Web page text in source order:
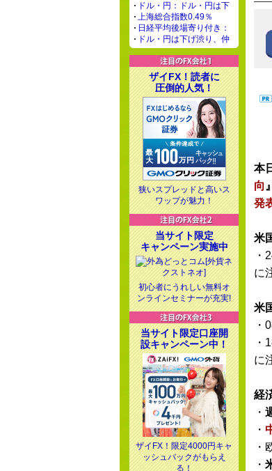
本
向
発
米
・
に
米
・
・
に
経
・
・
・
・
ドル・円：ドル・円は下
上海総合指数0.49％
日経平均後場寄り付き：
ドル・円は下げ渋り、仲
ザイFX！読者に
圧倒的人気！
狭いスプレッドと高いス
ワップが魅力！
当サイト限定
キャンペーン実施中
初心者にうれしい無料オ
ンラインセミナーが充実!
当サイト限定口座開
設キャンペーン中！
ザイFX！限定4000円キャ
ッシュバックがもらえ
る！